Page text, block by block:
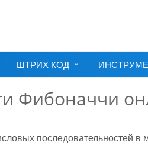
ШТРИХ КОД
Фибоначчи
последовательностей в